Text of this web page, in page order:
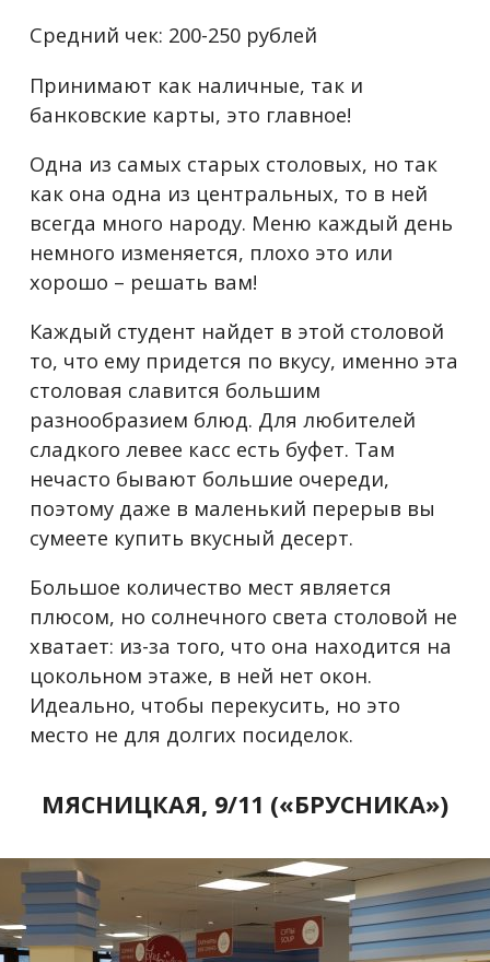
Средний чек: 200-250 рублей
Принимают как наличные, так и
банковские карты, это главное!
Одна из самых старых столовых, но так
как она одна из центральных, то в ней
всегда много народу. Меню каждый день
немного изменяется, плохо это или
хорошо – решать вам!
Каждый студент найдет в этой столовой
то, что ему придется по вкусу, именно эта
столовая славится большим
разнообразием блюд. Для любителей
сладкого левее касс есть буфет. Там
нечасто бывают большие очереди,
поэтому даже в маленький перерыв вы
сумеете купить вкусный десерт.
Большое количество мест является
плюсом, но солнечного света столовой не
хватает: из-за того, что она находится на
цокольном этаже, в ней нет окон.
Идеально, чтобы перекусить, но это
место не для долгих посиделок.
МЯСНИЦКАЯ, 9/11 («БРУСНИКА»)